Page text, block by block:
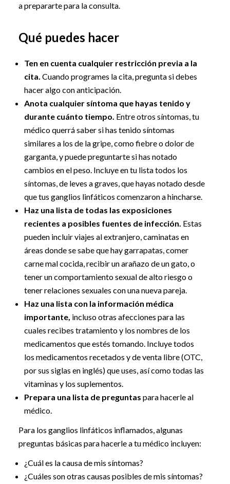
a prepararte para la consulta.
Qué puedes hacer
Ten en cuenta cualquier restricción previa a la
cita. Cuando programes la cita, pregunta si debes
hacer algo con anticipación.
Anota cualquier síntoma que hayas tenido y
durante cuánto tiempo. Entre otros síntomas, tu
médico querrá saber si has tenido síntomas
similares a los de la gripe, como fiebre o dolor de
garganta, y puede preguntarte si has notado
cambios en el peso. Incluye en tu lista todos los
síntomas, de leves a graves, que hayas notado desde
que tus ganglios linfáticos comenzaron a hincharse.
Haz una lista de todas las exposiciones
recientes a posibles fuentes de infección. Estas
pueden incluir viajes al extranjero, caminatas en
áreas donde se sabe que hay garrapatas, comer
carne mal cocida, recibir un arañazo de un gato, o
tener un comportamiento sexual de alto riesgo o
tener relaciones sexuales con una nueva pareja.
Haz una lista con la información médica
importante, incluso otras afecciones para las
cuales recibes tratamiento y los nombres de los
medicamentos que estés tomando. Incluye todos
los medicamentos recetados y de venta libre (OTC,
por sus siglas en inglés) que uses, así como todas las
vitaminas y los suplementos.
Prepara una lista de preguntas para hacerle al
médico.
Para los ganglios linfáticos inflamados, algunas
preguntas básicas para hacerle a tu médico incluyen:
¿Cuál es la causa de mis síntomas?
¿Cuáles son otras causas posibles de mis síntomas?